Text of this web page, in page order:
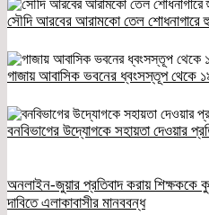
সৌদি আরবের আরামকো তেল শোধনাগারে
গাজায় আবাসিক ভবনের ধ্বংসস্তূপ থেকে
বনবিভাগের উদ্যোগকে সহায়তা দেওয়ার
অনলাইন-জুয়ার প্রতিবাদ করায় শিক্ষককে
দাবিতে এলাকাবাসীর মানববন্ধ